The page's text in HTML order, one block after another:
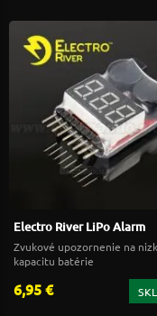
Electro River LiPo Alarm
Zvukové upozornenie na
kapacitu batérie
6,95 €